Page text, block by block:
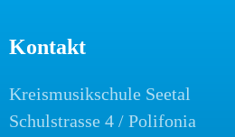
Kontakt
Kreismusikschule Seetal
Schulstrasse 4 / Polifonia